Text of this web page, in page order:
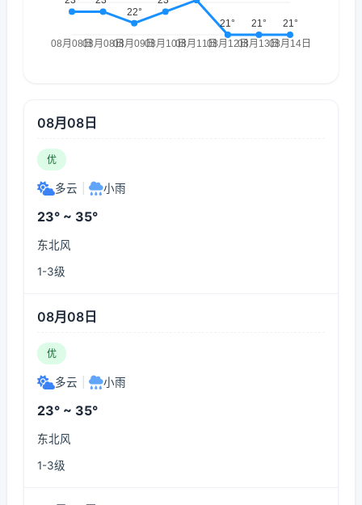
08月08日
优
多云 小雨
23° ~ 35°
东北风
1-3级
08月08日
优
多云 小雨
23° ~ 35°
东北风
1-3级